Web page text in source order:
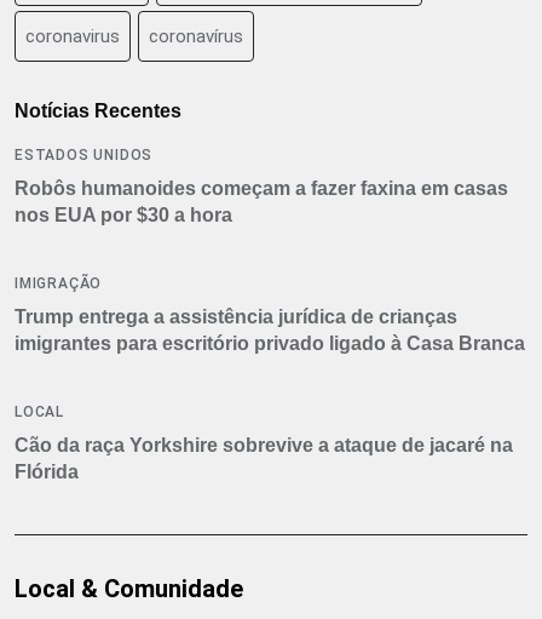
coronavirus coronavírus
Notícias Recentes
ESTADOS UNIDOS
Robôs humanoides começam a fazer faxina em casas
nos EUA por $30 a hora
IMIGRAÇÃO
Trump entrega a assistência jurídica de crianças
imigrantes para escritório privado ligado à Casa Branca
LOCAL
Cão da raça Yorkshire sobrevive a ataque de jacaré na
Flórida
Local & Comunidade